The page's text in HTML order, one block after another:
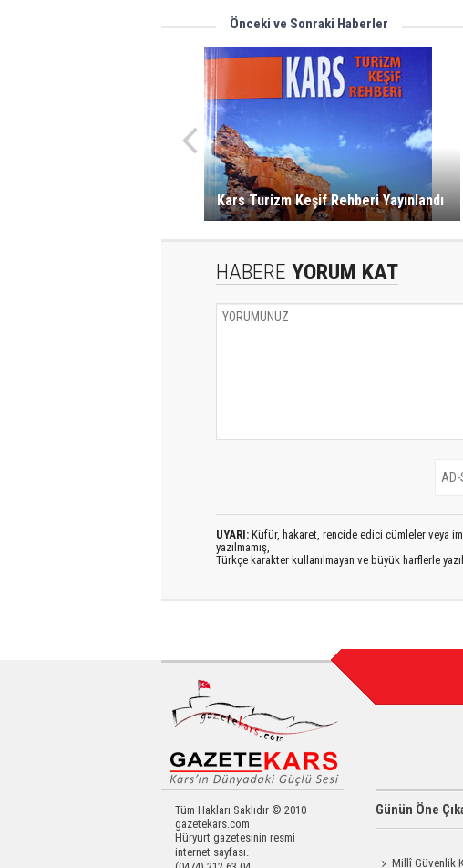
Önceki ve Sonraki Haberler
Kars Turizm Keşif Rehberi Yayınlandı
HABERE YORUM KAT
UYARI: Küfür, hakaret, rencide edici cümleler veya
yazılmamış,
Türkçe karakter kullanılmayan ve büyük harflerle
Tüm Hakları Saklıdır © 2010
gazetekars.com
Hüryurt gazetesinin resmi
internet sayfası.
Günün Öne
Millî Güvenlik